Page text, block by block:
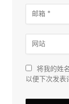
将我的姓
以便下次发表